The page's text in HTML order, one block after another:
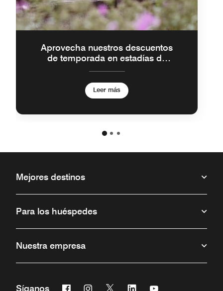
Aprovecha nuestros descuentos
de temporada en estadías de
Leer más
Mejores destinos
Para los huéspedes
Nuestra empresa
Síganos FacebookInstagram
Twitter Linkedin